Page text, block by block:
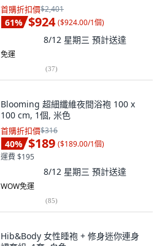
首購折扣價$2,401
61% $924 ($924.00/1個)
8/12 星期三 預計送達
免運
(37)
Blooming 超細纖維夜間浴袍 100 x
100 cm, 1個, 米色
首購折扣價$316
40% $189 ($189.00/1個)
運費 $195
8/12 星期三 預計送達
WOW免運
(85)
Hib&Body 女性睡袍 + 修身迷你連身